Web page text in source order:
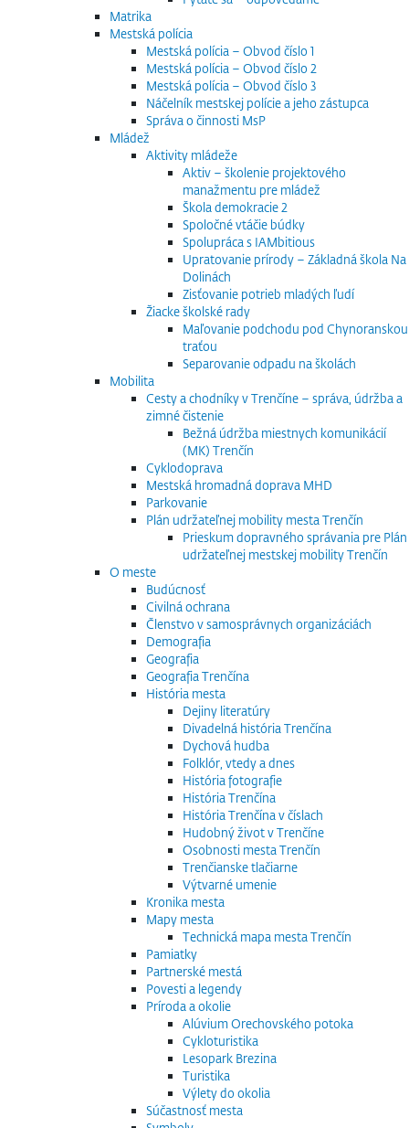
Matrika
Mestská polícia
Mestská polícia – Obvod číslo 1
Mestská polícia – Obvod číslo 2
Mestská polícia – Obvod číslo 3
Náčelník mestskej polície a jeho zástupca
Správa o činnosti MsP
Mládež
Aktivity mládeže
Aktiv – školenie projektového
manažmentu pre mládež
Škola demokracie 2
Spoločné vtáčie búdky
Spolupráca s IAMbitious
Upratovanie prírody – Základná škola Na
Dolinách
Zisťovanie potrieb mladých ľudí
Žiacke školské rady
Maľovanie podchodu pod Chynoranskou
traťou
Separovanie odpadu na školách
Mobilita
Cesty a chodníky v Trenčíne – správa, údržba a
zimné čistenie
Bežná údržba miestnych komunikácií
(MK) Trenčín
Cyklodoprava
Mestská hromadná doprava MHD
Parkovanie
Plán udržateľnej mobility mesta Trenčín
Prieskum dopravného správania pre Plán
udržateľnej mestskej mobility Trenčín
O meste
Budúcnosť
Civilná ochrana
Členstvo v samosprávnych organizáciách
Demografia
Geografia
Geografia Trenčína
História mesta
Dejiny literatúry
Divadelná história Trenčína
Dychová hudba
Folklór, vtedy a dnes
História fotografie
História Trenčína
História Trenčína v číslach
Hudobný život v Trenčíne
Osobnosti mesta Trenčín
Trenčianske tlačiarne
Výtvarné umenie
Kronika mesta
Mapy mesta
Technická mapa mesta Trenčín
Pamiatky
Partnerské mestá
Povesti a legendy
Príroda a okolie
Alúvium Orechovského potoka
Cykloturistika
Lesopark Brezina
Turistika
Výlety do okolia
Súčastnosť mesta